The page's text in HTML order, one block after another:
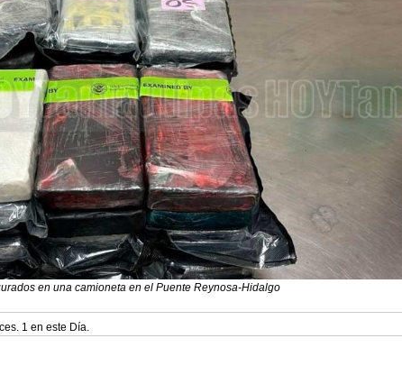
en una camioneta en el Puente Reynosa-Hidalgo
1 en este Día.